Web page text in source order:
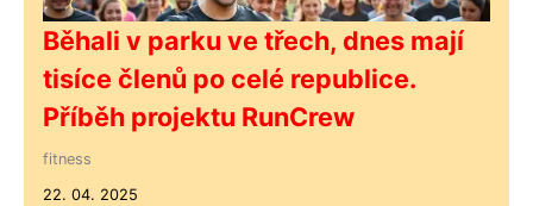
Běhali v parku ve třech, dnes mají
tisíce členů po celé republice.
Příběh projektu RunCrew
fitness
22. 04. 2025